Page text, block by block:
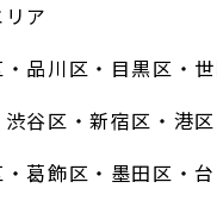
ア
品川区・目黒区・
谷区・新宿区・港
葛飾区・墨田区・